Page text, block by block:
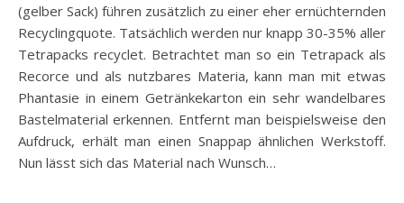
(gelber Sack) führen zusätzlich zu einer eher ernüchternden
Recyclingquote. Tatsächlich werden nur knapp 30-35% aller
Tetrapacks recyclet. Betrachtet man so ein Tetrapack als
Recorce und als nutzbares Materia, kann man mit etwas
Phantasie in einem Getränkekarton ein sehr wandelbares
Bastelmaterial erkennen. Entfernt man beispielsweise den
Aufdruck, erhält man einen Snappap ähnlichen Werkstoff.
Nun lässt sich das Material nach Wunsch…